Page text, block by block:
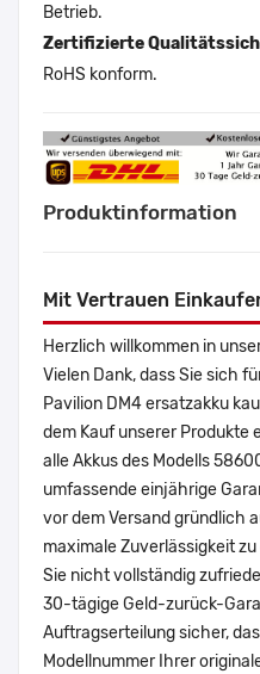
Betrieb.
Zertifizierte
RoHS konform.
Produktinformation
Mit Vertrauen
Herzlich willkommen in
Vielen Dank, dass Sie sich
Pavilion DM4 ersatzakku
dem Kauf unserer Produkte
alle Akkus des Modells
umfassende einjährige
vor dem Versand gründlich
maximale Zuverlässigkeit
Sie nicht vollständig
30-tägige Geld-zurück-
Auftragserteilung sicher,
Modellnummer Ihrer